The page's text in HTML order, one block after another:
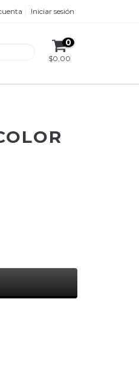
Iniciar sesión
0
$0,00